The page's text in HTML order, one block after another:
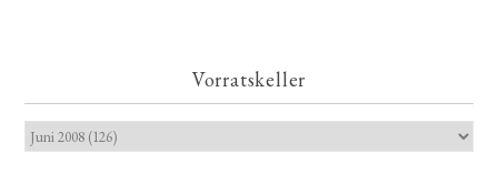
Vorratskeller